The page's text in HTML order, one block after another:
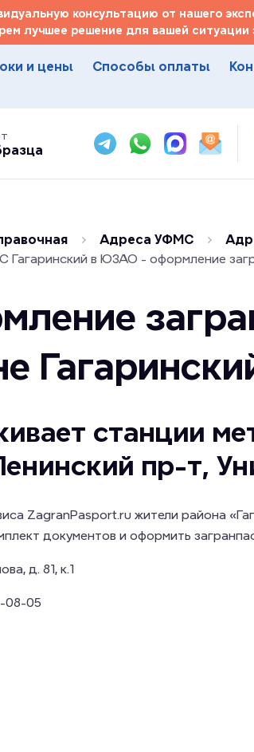
консультацию от нашего
лучшее решение для вашей ситуации
и цены Способы оплаты
Адреса УФМС
Гагаринский в ЮЗАО - оформление
станции
пр-т,
ZagranPasport.ru жители района
документов и оформить
д. 81, к.1
08-05